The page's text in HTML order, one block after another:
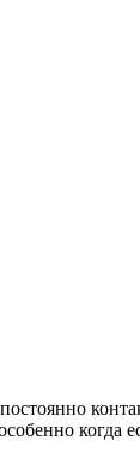
когда